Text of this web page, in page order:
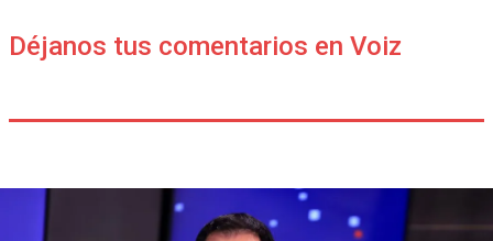
Déjanos tus comentarios en Voiz